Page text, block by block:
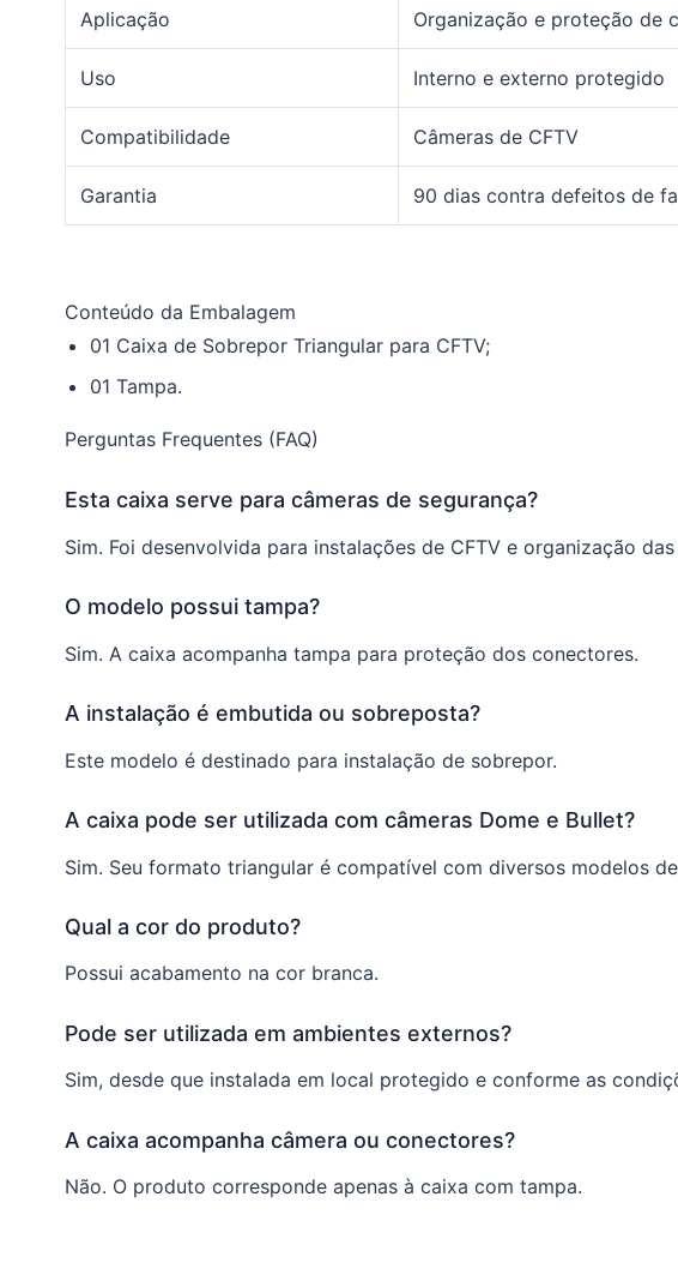
Aplicação Organização e proteção de
Uso Interno e externo protegido
Compatibilidade Câmeras de CFTV
Garantia 90 dias contra defeitos de
Conteúdo da Embalagem
01 Caixa de Sobrepor Triangular para CFTV;
01 Tampa.
Perguntas Frequentes (FAQ)
Esta caixa serve para câmeras de segurança?
Sim. Foi desenvolvida para instalações de CFTV e organização
O modelo possui tampa?
Sim. A caixa acompanha tampa para proteção dos conectores.
A instalação é embutida ou sobreposta?
Este modelo é destinado para instalação de sobrepor.
A caixa pode ser utilizada com câmeras Dome e Bullet?
Sim. Seu formato triangular é compatível com diversos modelos
Qual a cor do produto?
Possui acabamento na cor branca.
Pode ser utilizada em ambientes externos?
Sim, desde que instalada em local protegido e conforme as
A caixa acompanha câmera ou conectores?
Não. O produto corresponde apenas à caixa com tampa.